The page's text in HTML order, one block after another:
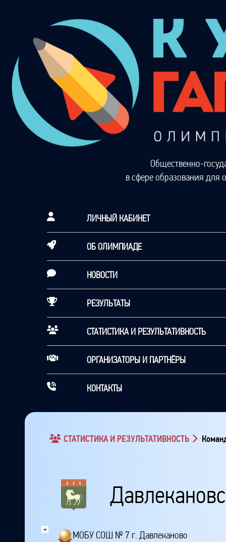
Общественно-
в сфере образования для
ЛИЧНЫЙ КАБИНЕТ
ОБ ОЛИМПИАДЕ
НОВОСТИ
РЕЗУЛЬТАТЫ
СТАТИСТИКА И РЕЗУЛЬТАТИВНОСТЬ
ОРГАНИЗАТОРЫ И ПАРТНЁРЫ
КОНТАКТЫ
СТАТИСТИКА И РЕЗУЛЬТАТИВНОСТЬ
+
МОБУ СОШ № 7 г. Давлеканово